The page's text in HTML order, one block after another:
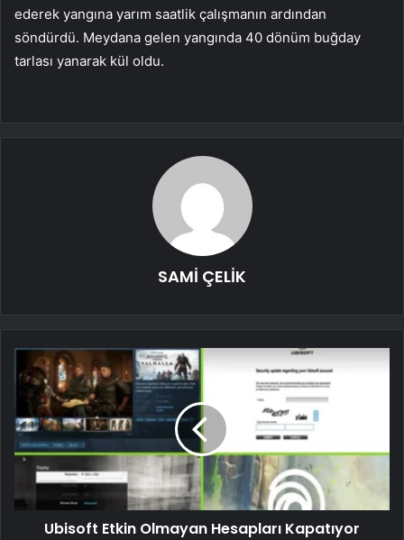
ederek yangına yarım saatlik çalışmanın ardından
söndürdü. Meydana gelen yangında 40 dönüm buğday
tarlası yanarak kül oldu.
SAMİ ÇELİK
Ubisoft Etkin Olmayan Hesapları Kapatıyor